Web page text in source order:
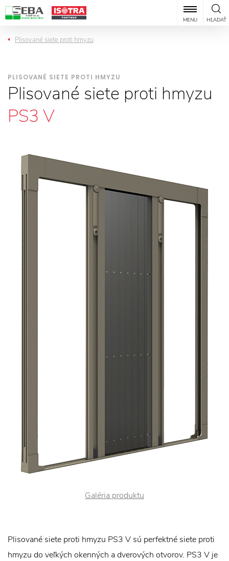
HĽADAŤ
MENU
Plisované siete proti hmyzu
PLISOVANÉ SIETE PROTI HMYZU
Plisované siete proti hmyzu
PS3 V
Galéria produktu
Plisované siete proti hmyzu PS3 V sú perfektné siete proti
hmyzu do veľkých okenných a dverových otvorov. PS3 V je